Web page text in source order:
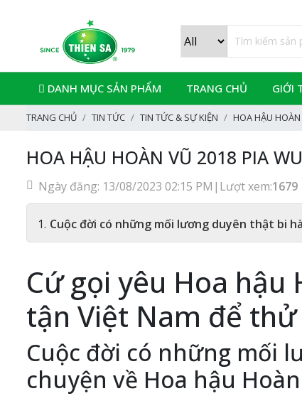
DANH MỤC SẢN PHẨM TRANG CHỦ GIỚI
TRANG CHỦ TIN TỨC TIN TỨC & SỰ KIỆN HOA HẬU
HOA HẬU HOÀN VŨ 2018 PIA
Ngày đăng: 13/08/2023 02:15 PM | Lượt xem:1679
Cuộc đời có những mối lương duyên thật bi
Cứ gọi yêu Hoa hậu
tận Việt Nam để
Cuộc đời có những mối
chuyện về Hoa hậu